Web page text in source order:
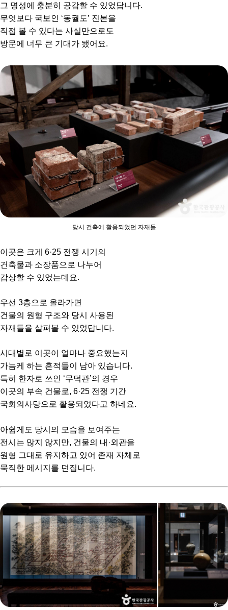
그 명성에 충분히 공감할 수 있었답니다.
무엇보다 국보인 ‘동궐도’ 진본을
직접 볼 수 있다는 사실만으로도
방문에 너무 큰 기대가 됐어요.
당시 건축에 활용되었던 자재들
이곳은 크게 6·25 전쟁 시기의
건축물과 소장품으로 나누어
감상할 수 있었는데요.
우선 3층으로 올라가면
건물의 원형 구조와 당시 사용된
자재들을 살펴볼 수 있었답니다.
시대별로 이곳이 얼마나 중요했는지
가늠케 하는 흔적들이 남아 있습니다.
특히 한자로 쓰인 ‘무덕관’의 경우
이곳의 부속 건물로, 6·25 전쟁 기간
국회의사당으로 활용되었다고 하네요.
아쉽게도 당시의 모습을 보여주는
전시는 많지 않지만, 건물의 내·외관을
원형 그대로 유지하고 있어 존재 자체로
묵직한 메시지를 던집니다.